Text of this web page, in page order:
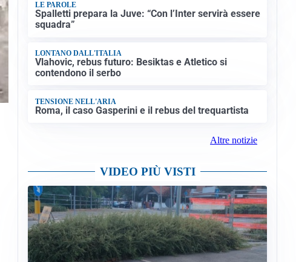
LE PAROLE
Spalletti prepara la Juve: “Con l’Inter servirà essere
squadra”
LONTANO DALL'ITALIA
Vlahovic, rebus futuro: Besiktas e Atletico si
contendono il serbo
TENSIONE NELL'ARIA
Roma, il caso Gasperini e il rebus del trequartista
Altre notizie
VIDEO PIÙ VISTI